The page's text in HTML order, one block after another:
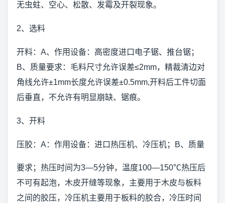
无虫蛀、空心、松散、发霉及开裂现象。
2、选料
开料：A、作用设备：高密度进口电子锯、推台锯；
B、质量要求：毛料尺寸允许误差≤2mm，精裁清边对
角线允许±1mm长度允许误差±0.5mm,开料后工件切面
后垂直，不允许有明显崩缺、锯痕。
3、开料
压胶：A：作用设备：进口热压机、冷压机；B、质量
要求；热压时间为3—5分钟，温度100—150℃热压后
不可有起泡，木皮开缝等现象，主要用于木皮与板料
之间的胶压，冷压机主要用于板料的胶合，冷压时间